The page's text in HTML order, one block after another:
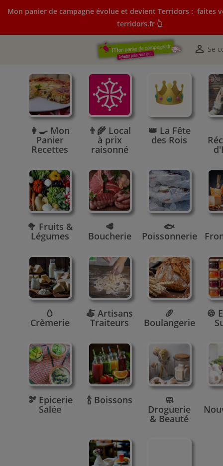
Mon panier de campagne évolue et devient Terridors : faites
terridors.fr 👆
 Se
Mon panier de campagne évolue et devient Terridors:
courses sur terridors.fr 👆
👩‍🍳 Mon
Panier
Recettes
👨‍🌾 Local
à prix
raisonné
👑 La Fête
des Rois
🥦 Fruits &
Légumes
🥩
Boucherie
🐟
Poissonnerie
🥚
Crèmerie
🍝 Artisans
Traiteurs
🥖
Boulangerie
🍪
🫘 Epicerie
Salée
🍾 Boissons 🧼
Droguerie
& Beauté